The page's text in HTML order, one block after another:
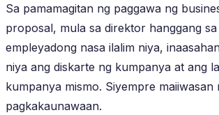
Sa pamamagitan ng paggawa ng
proposal, mula sa direktor hanggang sa
empleyadong nasa ilalim niya,
niya ang diskarte ng kumpanya at ang
kumpanya mismo. Siyempre maiiwasan
pagkakaunawaan.